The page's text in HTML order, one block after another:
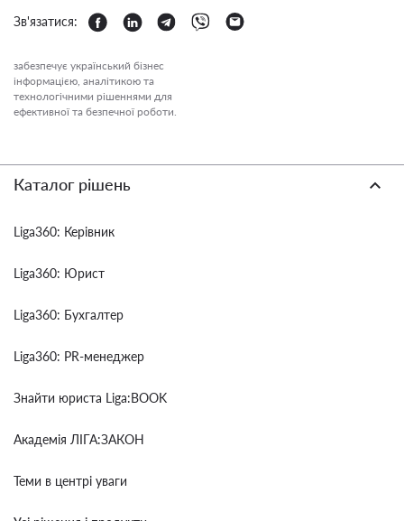
Зв'язатися:
забезпечує український бізнес
інформацією, аналітикою та
технологічними рішеннями для
ефективної та безпечної роботи.
Каталог рішень
Liga360: Керівник
Liga360: Юрист
Liga360: Бухгалтер
Liga360: PR-менеджер
Знайти юриста Liga:BOOK
Академія ЛІГА:ЗАКОН
Теми в центрі уваги